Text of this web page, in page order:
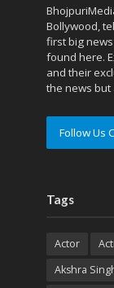
Bollywood,
first big
found here.
and their
the news but
Follow Us
Tags
Actor
Akshra